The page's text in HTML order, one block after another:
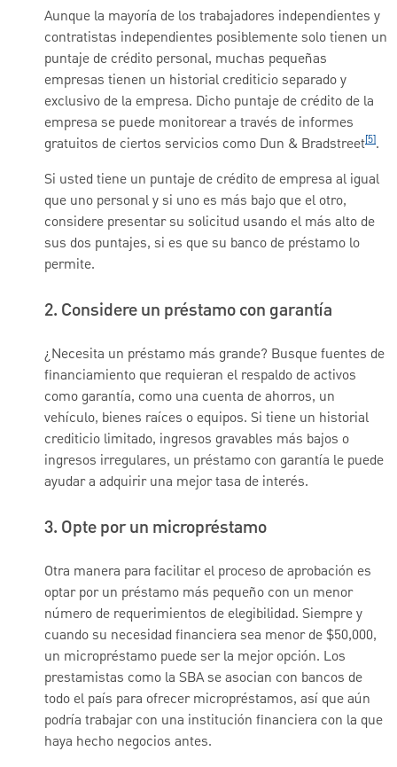
Aunque la mayoría de los trabajadores independientes y
contratistas independientes posiblemente solo tienen un
puntaje de crédito personal, muchas pequeñas
empresas tienen un historial crediticio separado y
exclusivo de la empresa. Dicho puntaje de crédito de la
empresa se puede monitorear a través de informes
gratuitos de ciertos servicios como Dun & Bradstreet[5].
Si usted tiene un puntaje de crédito de empresa al igual
que uno personal y si uno es más bajo que el otro,
considere presentar su solicitud usando el más alto de
sus dos puntajes, si es que su banco de préstamo lo
permite.
2. Considere un préstamo con garantía
¿Necesita un préstamo más grande? Busque fuentes de
financiamiento que requieran el respaldo de activos
como garantía, como una cuenta de ahorros, un
vehículo, bienes raíces o equipos. Si tiene un historial
crediticio limitado, ingresos gravables más bajos o
ingresos irregulares, un préstamo con garantía le puede
ayudar a adquirir una mejor tasa de interés.
3. Opte por un micropréstamo
Otra manera para facilitar el proceso de aprobación es
optar por un préstamo más pequeño con un menor
número de requerimientos de elegibilidad. Siempre y
cuando su necesidad financiera sea menor de $50,000,
un micropréstamo puede ser la mejor opción. Los
prestamistas como la SBA se asocian con bancos de
todo el país para ofrecer micropréstamos, así que aún
podría trabajar con una institución financiera con la que
haya hecho negocios antes.